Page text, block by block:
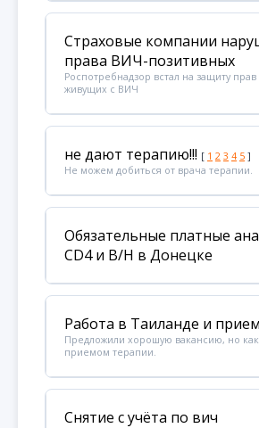
Страховые компании
права ВИЧ-позитивных
Роспотребнадзор встал на защиту прав
живущих с ВИЧ
не дают терапию!!! [ 1 2 3 4 5 ]
Не можем добиться от врача терапии.
Обязательные платные
CD4 и В/Н в Донецке
Работа в Таиланде и
Предложили хорошую вакансию, но
приемом терапии.
Снятие с учёта по вич